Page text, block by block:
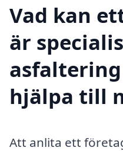
Vad kan
är
hjälpa till
Att anlita ett